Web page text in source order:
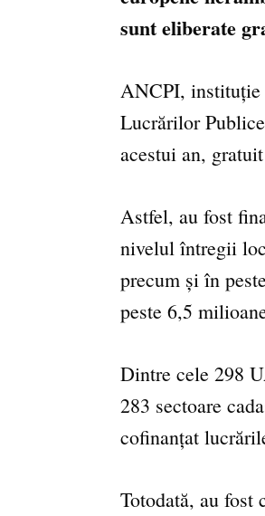
sunt eliberate
ANCPI,
Lucrărilor
acestui an,
Astfel, au fost
nivelul întregii
precum și în
peste 6,5
Dintre cele 298
283 sectoare
cofinanțat
Totodată, au fost